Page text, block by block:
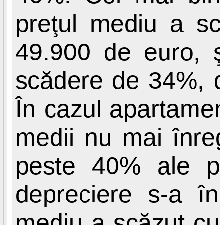
preţul mediu a
49.900 de euro,
scădere de 34%,
În cazul
medii nu mai
peste 40% ale
depreciere s-a